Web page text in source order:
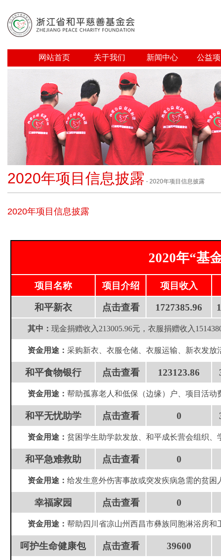
网站首页 关于我们 新闻中心 公益
2020年项目信息披露 - 2020年项目信息披露
2020年项目信息披露
2020年“基
项目名称 项目介绍 项目收入
和平新衣 点击查看 1727385.96‬
其中：现金捐赠收入213005.96元，衣服捐赠收入
资金用途：采购新衣、衣服仓储、衣服运输、新衣发
和平食物银行 点击查看 123123.86
资金用途：帮助孤寡老人和低保（边缘）户、项目活
和平无忧助学 点击查看 0
资金用途：贫困学生助学款发放、和平成长营会组织、
和平急难救助 点击查看 0
资金用途：给发生意外伤害事故或突发疾病急需的贫困
幸福家园 点击查看 0
资金用途：帮助四川省凉山州西昌市彝族同胞淋浴房和
呵护生命健康包 点击查看 39600